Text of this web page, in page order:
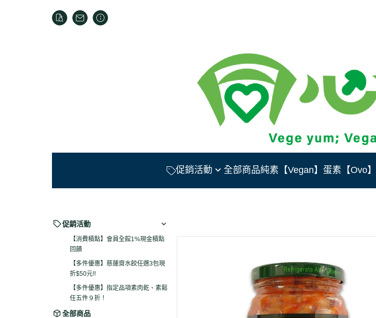
促銷活動
【多件優惠】慈蓮齋水餃任選3
包現折$50元!!
素鬆任五件９折！
全部商品純素【Vegan】 蛋素【Ovo】
促銷活動
【消費積點】會員全館1%現金積點
回饋
【多件優惠】慈蓮齋水餃任選3包現
折$50元!!
【多件優惠】指定品項素肉乾、素鬆
任五件９折！
全部商品